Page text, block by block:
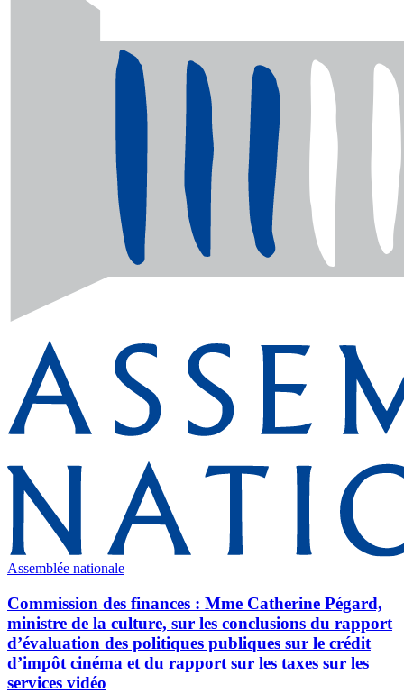
Assemblée nationale
Commission des finances : Mme Catherine Pégard,
ministre de la culture, sur les conclusions du rapport
d’évaluation des politiques publiques sur le crédit
d’impôt cinéma et du rapport sur les taxes sur les
services vidéo